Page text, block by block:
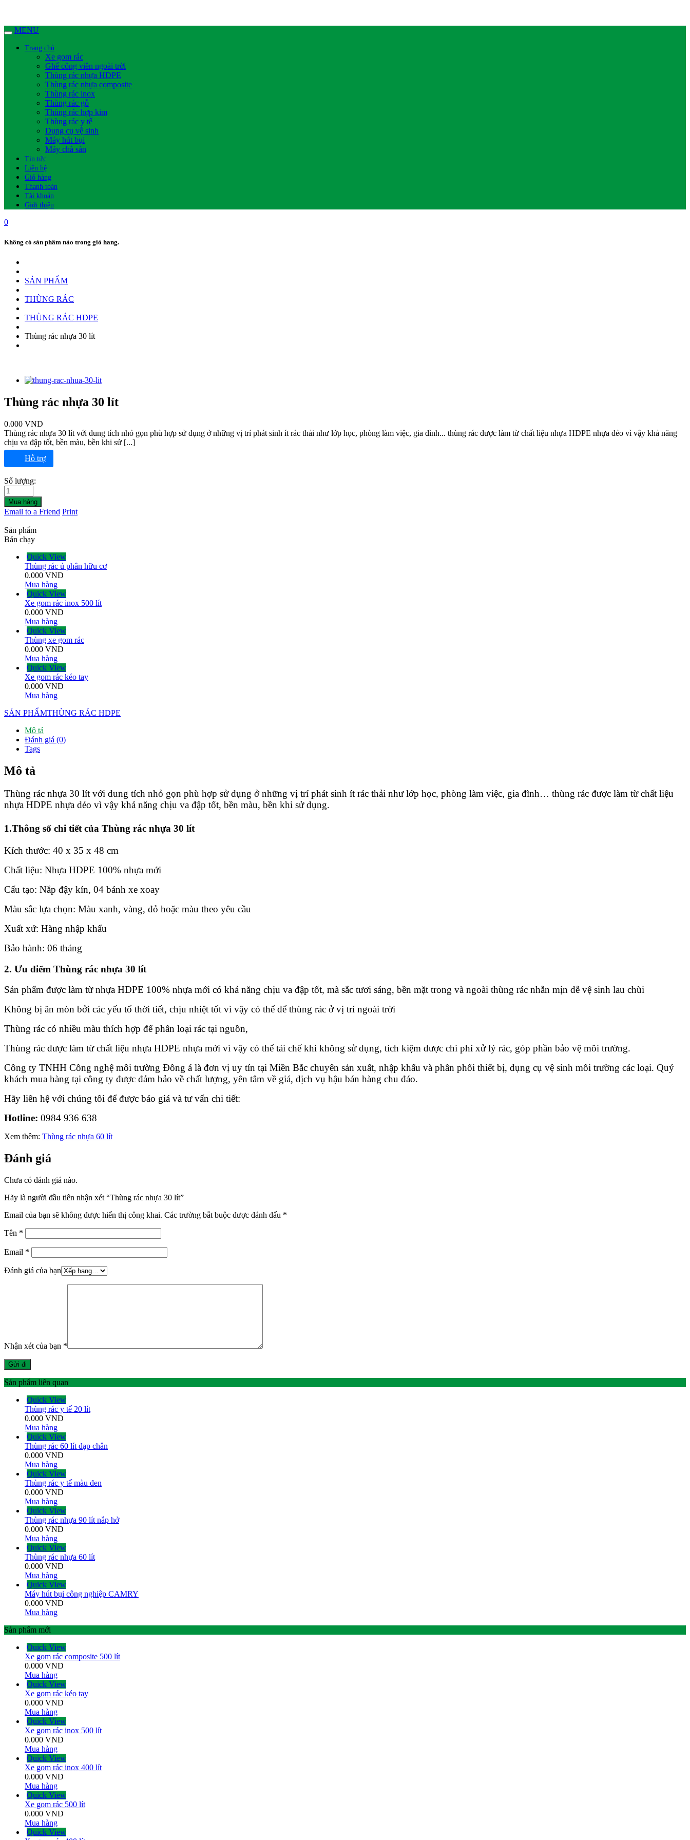
MENU
Trang chủ
Xe gom rác
Ghế công viên ngoài trời
Thùng rác nhựa HDPE
Thùng rác nhựa composite
Thùng rác inox
Thùng rác gỗ
Thùng rác hợp kim
Thùng rác y tế
Dụng cụ vệ sinh
Máy hút bụi
Máy chà sàn
Tin tức
Liên hệ
Giỏ hàng
Thanh toán
Tài khoản
Giới thiệu
0
Không có sản phẩm nào trong giỏ hang.
SẢN PHẨM
THÙNG RÁC
THÙNG RÁC HDPE
Thùng rác nhựa 30 lít
Thùng rác nhựa 30 lít
0.000 VND
Thùng rác nhựa 30 lít với dung tích nhỏ gọn phù hợp sử dụng ở những vị trí phát sinh ít rác thải như lớp học, phòng làm việc, gia đình... thùng rác được làm từ chất liệu nhựa HDPE nhựa dẻo vì vậy khả năng
chịu va đập tốt, bền màu, bền khi sử [...]
Hỗ trợ
Số lượng:
Mua hàng
Email to a Friend Print
Sản phẩm
Bán chạy
Quick View
Thùng rác ủ phân hữu cơ
0.000 VND
Mua hàng
Quick View
Xe gom rác inox 500 lít
0.000 VND
Mua hàng
Quick View
Thùng xe gom rác
0.000 VND
Mua hàng
Quick View
Xe gom rác kéo tay
0.000 VND
Mua hàng
SẢN PHẨMTHÙNG RÁC HDPE
Mô tả
Đánh giá (0)
Tags
Mô tả
Thùng rác nhựa 30 lít với dung tích nhỏ gọn phù hợp sử dụng ở những vị trí phát sinh ít rác thải như lớp học, phòng làm việc, gia đình… thùng rác được làm từ chất liệu
nhựa HDPE nhựa dẻo vì vậy khả năng chịu va đập tốt, bền màu, bền khi sử dụng.
1.Thông số chi tiết của Thùng rác nhựa 30 lít
Kích thước: 40 x 35 x 48 cm
Chất liệu: Nhựa HDPE 100% nhựa mới
Cấu tạo: Nắp đậy kín, 04 bánh xe xoay
Màu sắc lựa chọn: Màu xanh, vàng, đỏ hoặc màu theo yêu cầu
Xuất xứ: Hàng nhập khẩu
Bảo hành: 06 tháng
2. Ưu điểm Thùng rác nhựa 30 lít
Sản phẩm được làm từ nhựa HDPE 100% nhựa mới có khả năng chịu va đập tốt, mà sắc tươi sáng, bền mặt trong và ngoài thùng rác nhẵn mịn dễ vệ sinh lau chùi
Không bị ăn mòn bởi các yếu tố thời tiết, chịu nhiệt tốt vì vậy có thể để thùng rác ở vị trí ngoài trời
Thùng rác có nhiều màu thích hợp để phân loại rác tại nguồn,
Thùng rác được làm từ chất liệu nhựa HDPE nhựa mới vì vậy có thể tái chế khi không sử dụng, tích kiệm được chi phí xử lý rác, góp phần bảo vệ môi trường.
Công ty TNHH Công nghệ môi trường Đông á là đơn vị uy tín tại Miền Bắc chuyên sản xuất, nhập khẩu và phân phối thiết bị, dụng cụ vệ sinh môi trường các loại. Quý
khách mua hàng tại công ty được đảm bảo về chất lượng, yên tâm về giá, dịch vụ hậu bán hàng chu đáo.
Hãy liên hệ với chúng tôi để được báo giá và tư vấn chi tiết:
Hotline: 0984 936 638
Xem thêm: Thùng rác nhựa 60 lít
Đánh giá
Chưa có đánh giá nào.
Hãy là người đầu tiên nhận xét “Thùng rác nhựa 30 lít”
Email của bạn sẽ không được hiển thị công khai. Các trường bắt buộc được đánh dấu *
Tên *
Email *
Đánh giá của bạn
Nhận xét của bạn *
Sản phẩm liên quan
Quick View
Thùng rác y tế 20 lít
0.000 VND
Mua hàng
Quick View
Thùng rác 60 lít đạp chân
0.000 VND
Mua hàng
Quick View
Thùng rác y tế màu đen
0.000 VND
Mua hàng
Quick View
Thùng rác nhựa 90 lít nắp hở
0.000 VND
Mua hàng
Quick View
Thùng rác nhựa 60 lít
0.000 VND
Mua hàng
Quick View
Máy hút bụi công nghiệp CAMRY
0.000 VND
Mua hàng
Sản phẩm mới
Quick View
Xe gom rác composite 500 lít
0.000 VND
Mua hàng
Quick View
Xe gom rác kéo tay
0.000 VND
Mua hàng
Quick View
Xe gom rác inox 500 lít
0.000 VND
Mua hàng
Quick View
Xe gom rác inox 400 lít
0.000 VND
Mua hàng
Quick View
Xe gom rác 500 lít
0.000 VND
Mua hàng
Quick View